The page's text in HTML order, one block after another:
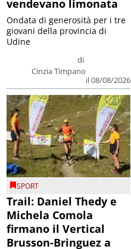
vendevano limonata
di
Cinzia Timpano
il 08/08/2026
Ondata di generosità per i tre
giovani della provincia di
Udine
SPORT
Trail: Daniel Thedy e
Michela Comola
firmano il Vertical
Brusson-Bringuez a